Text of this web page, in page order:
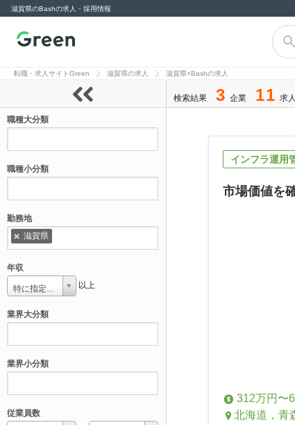
滋賀県のBashの求人・採用情報
Green（グリー
転職・求人サイトGreen 滋賀県の求人 滋賀県×Bashの求人
職種大分類
職種小分類
勤務地
滋賀県
年収
特に指定しない 以上
業界大分類
業界小分類
従業員数
検索結果 3 企業 11 求人
インフラ運用
市場価値を
312万円〜
北海道，青